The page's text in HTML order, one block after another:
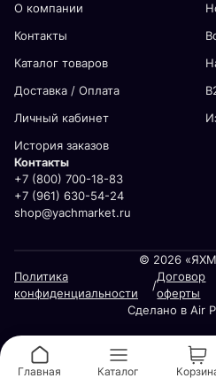
О компании
Контакты
Каталог товаров
Доставка / Оплата
Личный кабинет
История заказов
Контакты
+7 (800) 700-18-83
+7 (961) 630-54-24
shop@yachmarket.ru
© 2026
Политика
конфиденциальности
/
Договор
оферты
Сделано в Air
Главная Каталог